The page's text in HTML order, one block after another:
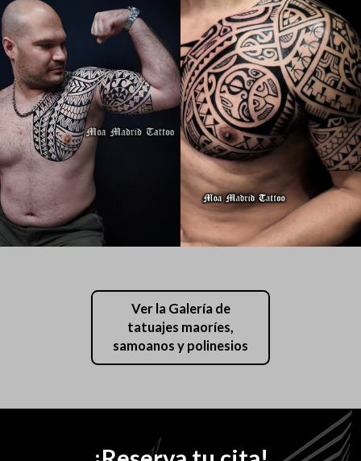
Ver la Galería de
tatuajes maoríes,
samoanos y polinesios